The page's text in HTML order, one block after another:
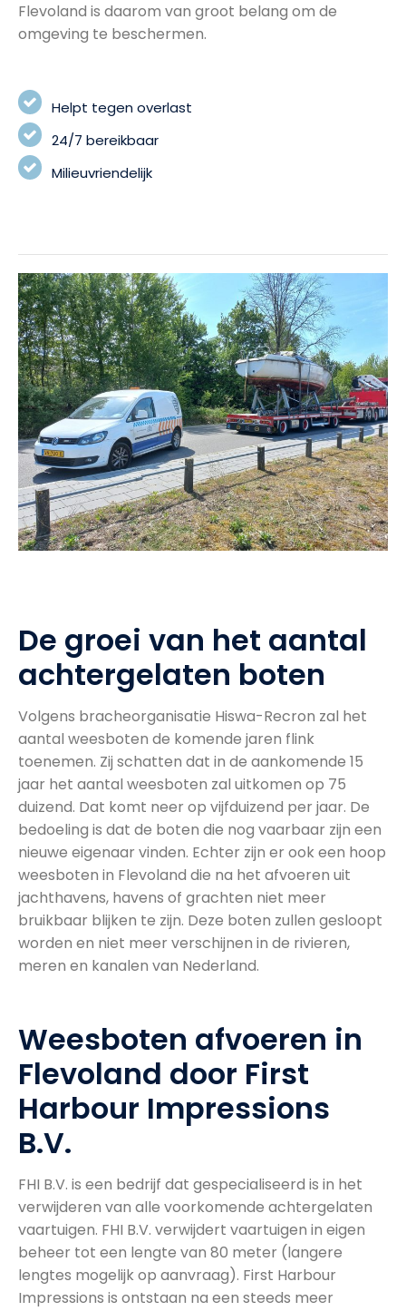
Flevoland is daarom van groot belang om de
omgeving te beschermen.
Helpt tegen overlast
24/7 bereikbaar
Milieuvriendelijk
De groei van het aantal
achtergelaten boten
Volgens bracheorganisatie Hiswa-Recron zal het
aantal weesboten de komende jaren flink
toenemen. Zij schatten dat in de aankomende 15
jaar het aantal weesboten zal uitkomen op 75
duizend. Dat komt neer op vijfduizend per jaar. De
bedoeling is dat de boten die nog vaarbaar zijn een
nieuwe eigenaar vinden. Echter zijn er ook een hoop
weesboten in Flevoland die na het afvoeren uit
jachthavens, havens of grachten niet meer
bruikbaar blijken te zijn. Deze boten zullen gesloopt
worden en niet meer verschijnen in de rivieren,
meren en kanalen van Nederland.
Weesboten afvoeren in
Flevoland door First
Harbour Impressions
B.V.
FHI B.V. is een bedrijf dat gespecialiseerd is in het
verwijderen van alle voorkomende achtergelaten
vaartuigen. FHI B.V. verwijdert vaartuigen in eigen
beheer tot een lengte van 80 meter (langere
lengtes mogelijk op aanvraag). First Harbour
Impressions is ontstaan na een steeds meer